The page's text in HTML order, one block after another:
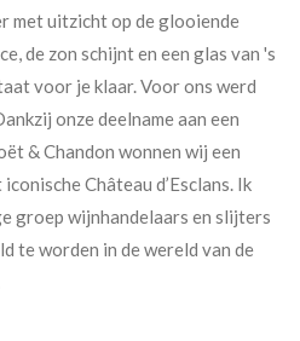
met uitzicht op de glooiende
de zon schijnt en een glas van 's
voor je klaar. Voor ons werd
onze deelname aan een
& Chandon wonnen wij een
Château d’Esclans. Ik
groep wijnhandelaars en slijters
te worden in de wereld van de